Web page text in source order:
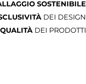
SOSTENIBILE
DEI DESIGN
DEI PRODOTTI